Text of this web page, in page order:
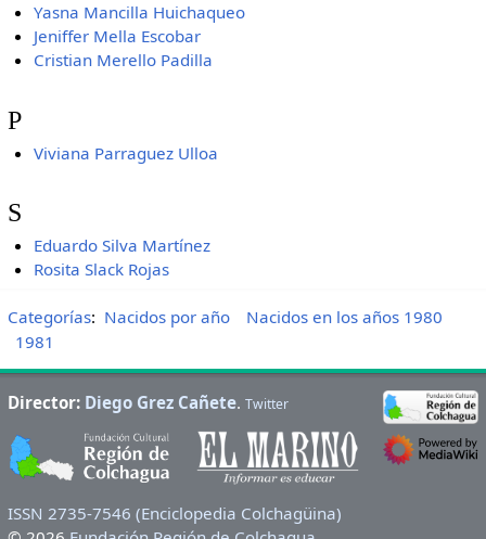
Yasna Mancilla Huichaqueo
Jeniffer Mella Escobar
Cristian Merello Padilla
P
Viviana Parraguez Ulloa
S
Eduardo Silva Martínez
Rosita Slack Rojas
Categorías: Nacidos por año
Nacidos en los años 1980
1981
Director: Diego Grez Cañete. Twitter
ISSN 2735-7546 (Enciclopedia Colchagüina)